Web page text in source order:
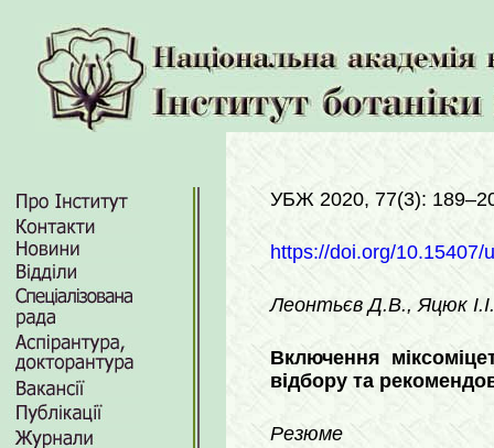
УБЖ 2020, 77(3):
https://doi.org/10.15407/
Леонтьєв Д.В., Яцюк
Включення
відбору та
Резюме